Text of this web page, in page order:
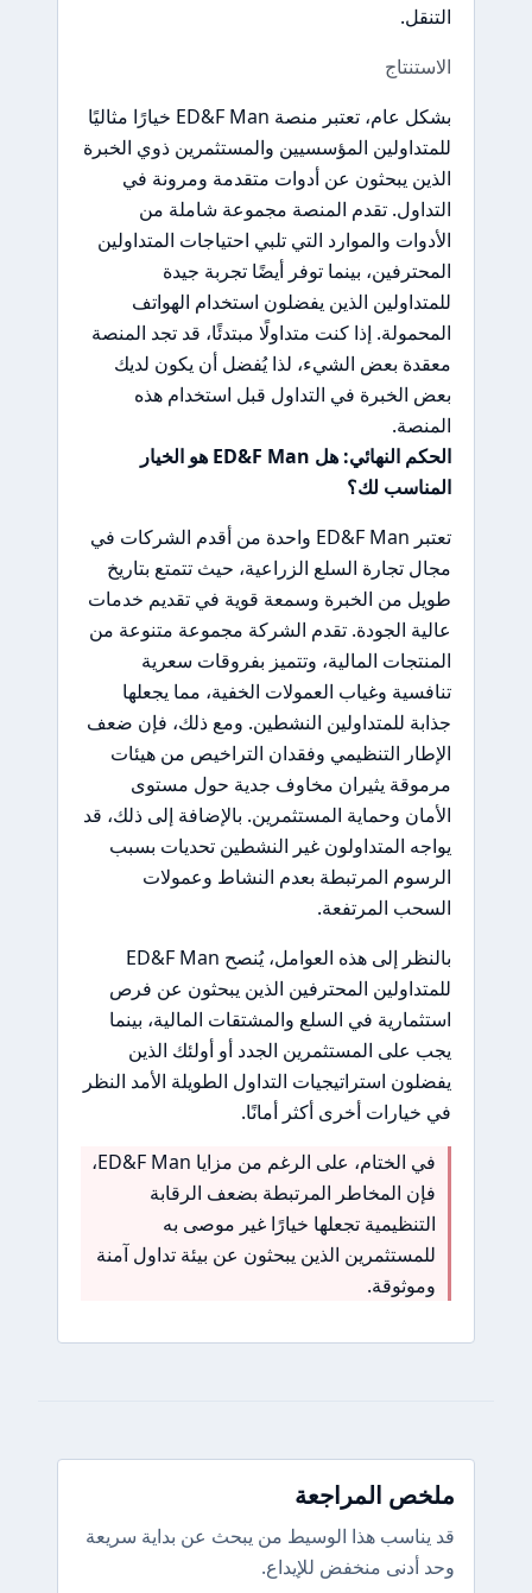
التنقل.
الاستنتاج
بشكل عام، تعتبر منصة ED&F Man خيارًا مثاليًا
للمتداولين المؤسسيين والمستثمرين ذوي الخبرة
الذين يبحثون عن أدوات متقدمة ومرونة في
التداول. تقدم المنصة مجموعة شاملة من
الأدوات والموارد التي تلبي احتياجات المتداولين
المحترفين، بينما توفر أيضًا تجربة جيدة
للمتداولين الذين يفضلون استخدام الهواتف
المحمولة. إذا كنت متداولًا مبتدئًا، قد تجد المنصة
معقدة بعض الشيء، لذا يُفضل أن يكون لديك
بعض الخبرة في التداول قبل استخدام هذه
المنصة.
الحكم النهائي: هل ED&F Man هو الخيار
المناسب لك؟
تعتبر ED&F Man واحدة من أقدم الشركات في
مجال تجارة السلع الزراعية، حيث تتمتع بتاريخ
طويل من الخبرة وسمعة قوية في تقديم خدمات
عالية الجودة. تقدم الشركة مجموعة متنوعة من
المنتجات المالية، وتتميز بفروقات سعرية
تنافسية وغياب العمولات الخفية، مما يجعلها
جذابة للمتداولين النشطين. ومع ذلك، فإن ضعف
الإطار التنظيمي وفقدان التراخيص من هيئات
مرموقة يثيران مخاوف جدية حول مستوى
الأمان وحماية المستثمرين. بالإضافة إلى ذلك، قد
يواجه المتداولون غير النشطين تحديات بسبب
الرسوم المرتبطة بعدم النشاط وعمولات
السحب المرتفعة.
بالنظر إلى هذه العوامل، يُنصح ED&F Man
للمتداولين المحترفين الذين يبحثون عن فرص
استثمارية في السلع والمشتقات المالية، بينما
يجب على المستثمرين الجدد أو أولئك الذين
يفضلون استراتيجيات التداول الطويلة الأمد النظر
في خيارات أخرى أكثر أمانًا.
في الختام، على الرغم من مزايا ED&F Man،
فإن المخاطر المرتبطة بضعف الرقابة
التنظيمية تجعلها خيارًا غير موصى به
للمستثمرين الذين يبحثون عن بيئة تداول آمنة
وموثوقة.
ملخص المراجعة
قد يناسب هذا الوسيط من يبحث عن بداية سريعة
وحد أدنى منخفض للإيداع.